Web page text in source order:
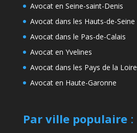
Avocat en Seine-saint-Denis
Avocat dans les Hauts-de-Seine
Avocat dans le Pas-de-Calais
Avocat en Yvelines
Avocat dans les Pays de la Loire
Avocat en Haute-Garonne
Par ville populaire: